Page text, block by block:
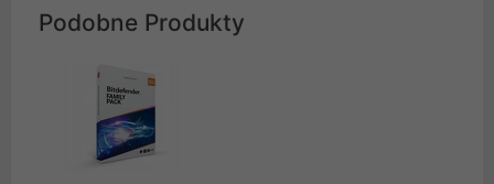
Podobne Produkty